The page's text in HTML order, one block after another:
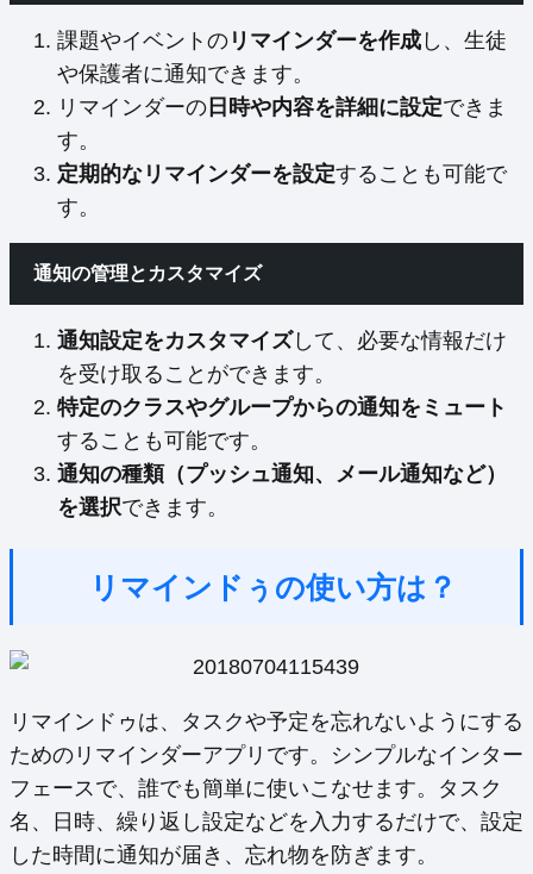
課題やイベントの リマインダーを作成 し、生徒
や保護者に通知できます。
リマインダーの 日時や内容を詳細に設定できま
す。
定期的なリマインダーを設定することも可能で
す。
通知の管理とカスタマイズ
通知設定をカスタマイズして、必要な情報だけ
を受け取ることができます。
特定のクラスやグループからの通知をミュート
することも可能です。
通知の種類（プッシュ通知、メール通知など）
を選択できます。
リマインドぅの使い方は？
リマインドゥは、タスクや予定を忘れないようにする
ためのリマインダーアプリです。シンプルなインター
フェースで、誰でも簡単に使いこなせます。タスク
名、日時、繰り返し設定などを入力するだけで、設定
した時間に通知が届き、忘れ物を防ぎます。